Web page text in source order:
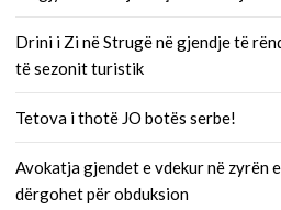
Drini i Zi në Strugë në gjendje të
të sezonit turistik
Tetova i thotë JO botës serbe!
Avokatja gjendet e vdekur në zyrën
dërgohet për obduksion